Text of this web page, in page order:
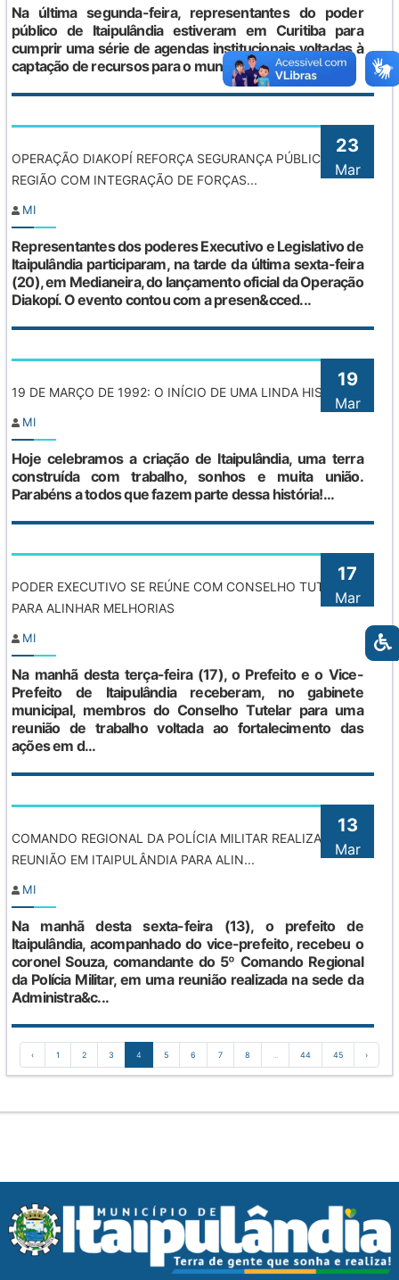
Na última segunda-feira, representantes do poder
público de Itaipulândia estiveram em Curitiba para
cumprir uma série de agendas institucionais voltadas à
captação de recursos para o município. A...
23
Mar
OPERAÇÃO DIAKOPÍ REFORÇA SEGURANÇA PÚBLICA NA
REGIÃO COM INTEGRAÇÃO DE FORÇAS...
MI
Representantes dos poderes Executivo e Legislativo de
Itaipulândia participaram, na tarde da última sexta-feira
(20), em Medianeira, do lançamento oficial da Operação
Diakopí. O evento contou com a presen&cced...
19
Mar
19 DE MARÇO DE 1992: O INÍCIO DE UMA LINDA HISTÓRIA
MI
Hoje celebramos a criação de Itaipulândia, uma terra
construída com trabalho, sonhos e muita união.
Parabéns a todos que fazem parte dessa história!...
17
Mar
PODER EXECUTIVO SE REÚNE COM CONSELHO TUTELAR
PARA ALINHAR MELHORIAS
MI
Na manhã desta terça-feira (17), o Prefeito e o Vice-
Prefeito de Itaipulândia receberam, no gabinete
municipal, membros do Conselho Tutelar para uma
reunião de trabalho voltada ao fortalecimento das
ações em d...
13
Mar
COMANDO REGIONAL DA POLÍCIA MILITAR REALIZA
REUNIÃO EM ITAIPULÂNDIA PARA ALIN...
MI
Na manhã desta sexta-feira (13), o prefeito de
Itaipulândia, acompanhado do vice-prefeito, recebeu o
coronel Souza, comandante do 5º Comando Regional
da Polícia Militar, em uma reunião realizada na sede da
Administra&c...
‹ 1 2 3 4 5 6 7 8 44 45 ›